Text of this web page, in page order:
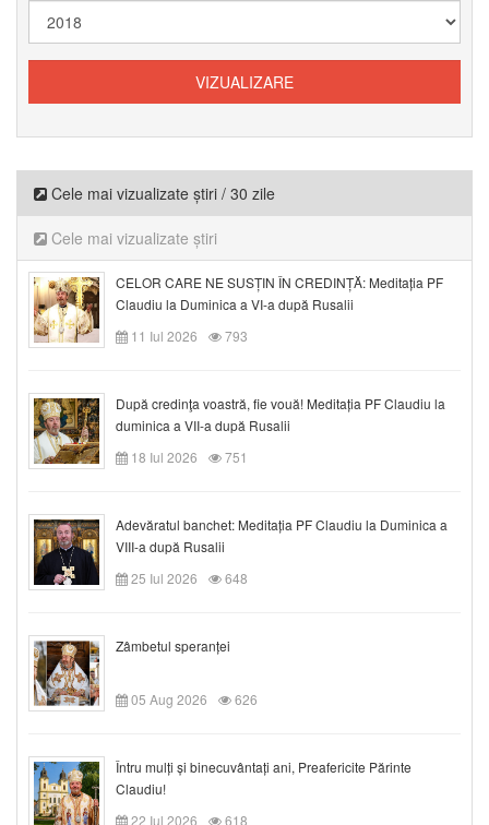
Cele mai vizualizate știri / 30 zile
Cele mai vizualizate știri
CELOR CARE NE SUSȚIN ÎN CREDINȚĂ: Meditația PF
Claudiu la Duminica a VI-a după Rusalii
11 Iul 2026
793
După credinţa voastră, fie vouă! Meditația PF Claudiu la
duminica a VII-a după Rusalii
18 Iul 2026
751
Adevăratul banchet: Meditația PF Claudiu la Duminica a
VIII-a după Rusalii
25 Iul 2026
648
Zâmbetul speranței
05 Aug 2026 626
Întru mulți și binecuvântați ani, Preafericite Părinte
Claudiu!
22 Iul 2026
618